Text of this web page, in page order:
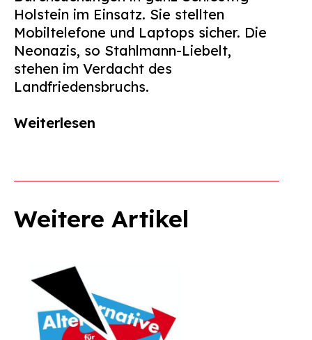
Holstein im Einsatz. Sie stellten
Mobiltelefone und Laptops sicher. Die
Neonazis, so Stahlmann-Liebelt,
stehen im Verdacht des
Landfriedensbruchs.
Weiterlesen
Weitere Artikel